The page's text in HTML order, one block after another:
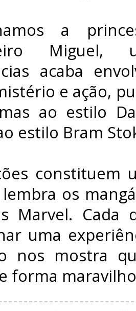
a
acaba
e ação,
ao estilo
estilo Bram
constituem
os
Marvel.
uma
nos mostra
forma